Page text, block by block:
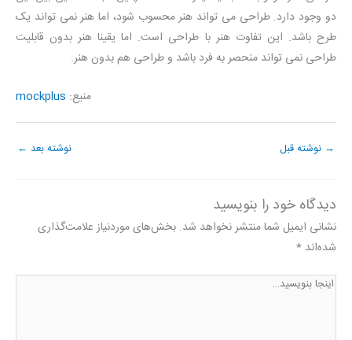
دو وجود دارد. طراحی می تواند هنر محسوب شود، اما هنر نمی تواند یک
طرح باشد. این تفاوت هنر با طراحی است. اما یقینا هنر بدون قابلیت
طراحی نمی تواند منحصر به فرد باشد و طراحی هم بدون هنر.
منیع: mockplus
→ نوشته قبل نوشته بعد ←
دیدگاه‌ خود را بنویسید
نشانی ایمیل شما منتشر نخواهد شد. بخش‌های موردنیاز علامت‌گذاری
شده‌اند *
اینجا